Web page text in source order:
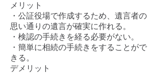
メリット
・公証役場で作成するため、遺言者の
思い通りの遺言が確実に作れる。
・検認の手続きを経る必要がない。​
・簡単に相続の手続きをすることがで
きる。
デメリット